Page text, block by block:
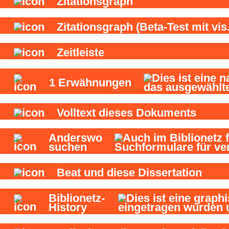
Zitationsgraph (Beta-Test mit
Zeitleiste
1 Erwähnungen
Volltext dieses Dokuments
Anderswo
suchen
Beat und diese Dissertation
Biblionetz-
History